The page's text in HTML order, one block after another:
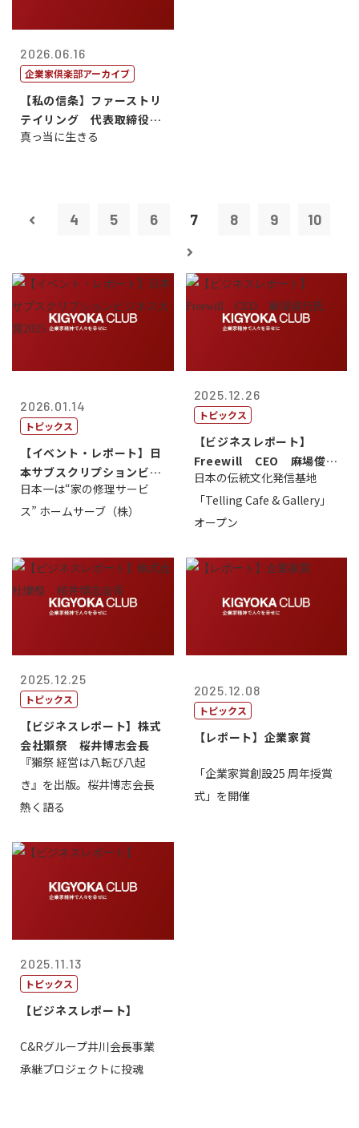
2026.06.16
企業家倶楽部アーカイブ
【私の信条】ファーストリ
テイリング 代表取締役会
長兼社長 柳...
真っ当に生きる
4 5 6 7 8 9 10
2026.01.14
トピックス
【イベント・レポート】日
本サブスクリプションビジ
ネス大賞20...
日本一は“家の修理サービ
ス” ホームサーブ（株）
2025.12.26
トピックス
【ビジネスレポート】
Freewill CEO 麻場俊行
氏
日本の伝統文化発信基地
「Telling Cafe & Gallery」
オープン
2025.12.25
トピックス
【ビジネスレポート】株式
会社獺祭 桜井博志会長
『獺祭 経営は八転び八起
き』を出版。桜井博志会長
熱く語る
2025.12.08
トピックス
【レポート】企業家賞
「企業家賞創設25 周年授賞
式」を開催
2025.11.13
トピックス
【ビジネスレポート】
C&Rグループ井川会長事業
承継プロジェクトに投魂